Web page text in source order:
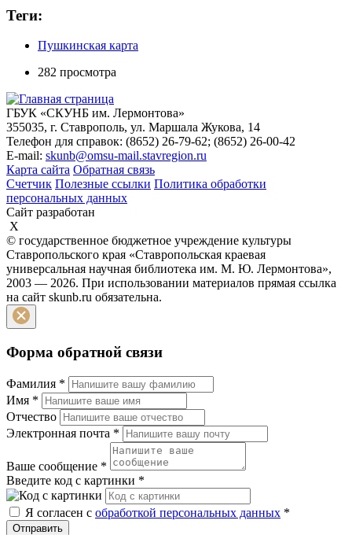
Теги:
Пушкинская карта
282 просмотра
ГБУК «СКУНБ им. Лермонтова»
355035, г. Ставрополь, ул. Маршала Жукова, 14
Телефон для справок: (8652) 26-79-62; (8652) 26-00-42
E-mail: skunb@omsu-mail.stavregion.ru
Карта сайта Обратная связь
Счетчик Полезные ссылки Политика обработки
персональных данных
Сайт разработан
X
© государственное бюджетное учреждение культуры
Ставропольского края «Ставропольская краевая
универсальная научная библиотека им. М. Ю. Лермонтова»,
2003 — 2026. При использовании материалов прямая ссылка
на сайт skunb.ru обязательна.
Форма обратной связи
Фамилия *
Имя *
Отчество
Электронная почта *
Ваше сообщение *
Введите код с картинки *
Я согласен с обработкой персональных данных *
Отправить